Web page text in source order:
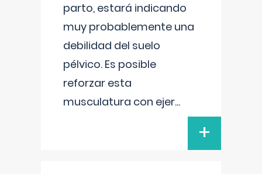
parto, estará indicando
muy probablemente una
debilidad del suelo
pélvico. Es posible
reforzar esta
musculatura con ejer...
+